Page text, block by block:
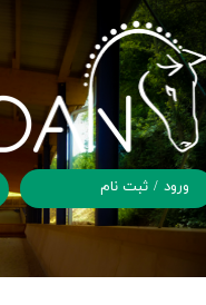
ورود / ثبت نام
حساب